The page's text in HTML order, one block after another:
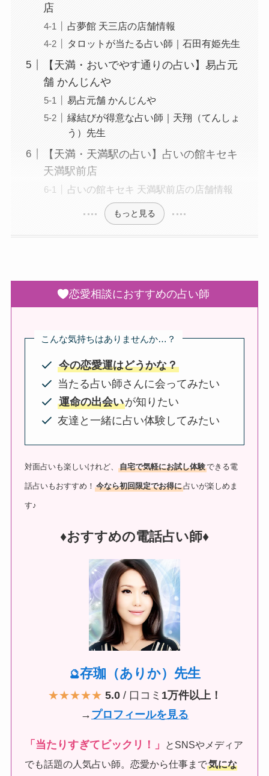
店
占夢館 天三店の店舗情報
タロットが当たる占い師｜石田有姫先生
【天満・おいでやす通りの占い】易占元
舗 かんじんや
易占元舗 かんじんや
縁結びが得意な占い師｜天翔（てんしょ
う）先生
【天満・天満駅の占い】占いの館キセキ
天満駅前店
占いの館キセキ 天満駅前店の店舗情報
もっと見る
恋愛相談におすすめの占い師
こんな気持ちはありませんか…？
今の恋愛運はどうかな？
当たる占い師さんに会ってみたい
運命の出会いが知りたい
友達と一緒に占い体験してみたい
対面占いも楽しいけれど、自宅で気軽にお試し体験できる電
話占いもおすすめ！今なら初回限定でお得に占いが楽しめま
す♪
♦︎おすすめの電話占い師♦︎
🔮存珈（ありか）先生
★★★★★ 5.0/ 口コミ 1万件以上！
→ プロフィールを見る
「当たりすぎてビックリ！」
とSNSやメディア
でも話題の人気占い師。恋愛から仕事まで気にな